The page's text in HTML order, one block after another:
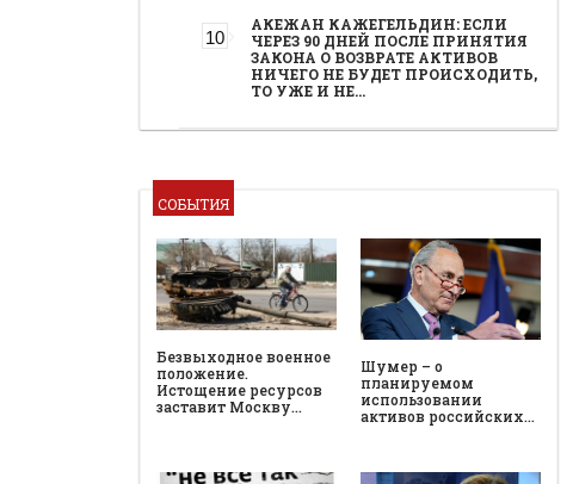
АКЕЖАН КАЖЕГЕЛЬДИН: ЕСЛИ
ЧЕРЕЗ 90 ДНЕЙ ПОСЛЕ ПРИНЯТИЯ
ЗАКОНА О ВОЗВРАТЕ АКТИВОВ
НИЧЕГО НЕ БУДЕТ ПРОИСХОДИТЬ,
ТО УЖЕ И НЕ…
СОБЫТИЯ
Безвыходное военное
положение.
Истощение ресурсов
заставит Москву…
Шумер – о
планируемом
использовании
активов российских…